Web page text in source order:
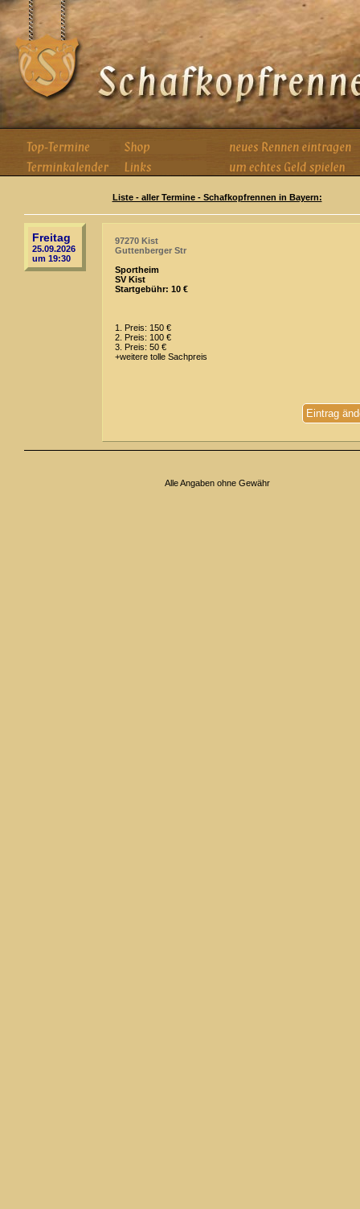
Liste - aller Termine - Schafkopfrennen in Bayern:
Freitag
25.09.2026
um 19:30
97270 Kist
Guttenberger Str
Sportheim
SV Kist
Startgebühr: 10 €
1. Preis: 150 €
2. Preis: 100 €
3. Preis: 50 €
+weitere tolle Sachpreis
Eintrag
Alle Angaben ohne Gewähr